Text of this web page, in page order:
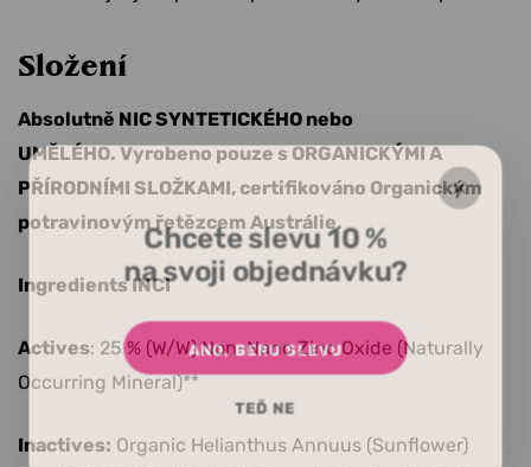
Složení
Absolutně NIC SYNTETICKÉHO nebo
UMĚLÉHO. Vyrobeno pouze s ORGANICKÝMI A
PŘÍRODNÍMI SLOŽKAMI, certifikováno Organickým
potravinovým řetězcem Austrálie.
Ingredients INCI
Actives: 25 % (W/W) Non-Nano Zinc Oxide (Naturally
Occurring Mineral)**
Inactives: Organic Helianthus Annuus (Sunflower)
Chcete slevu 10 %
na svoji objednávku?
ANO, BERU SLEVU
TEĎ NE